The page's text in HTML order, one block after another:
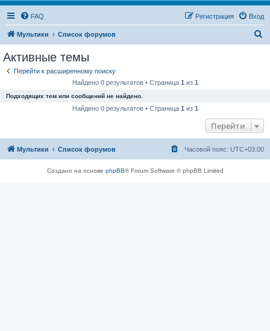
FAQ Вход
Регистрация
Мультики Список форумов
Активные темы
Перейти к расширенному поиску
Найдено 0 результатов • Страница 1 из 1
Подходящих тем или сообщений не найдено.
Найдено 0 результатов • Страница 1 из 1
Перейти
Мультики Список форумов Часовой пояс: UTC+03:00
Создано на основе phpBB® Forum Software © phpBB Limited